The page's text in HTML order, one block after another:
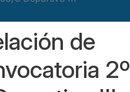
de
2º